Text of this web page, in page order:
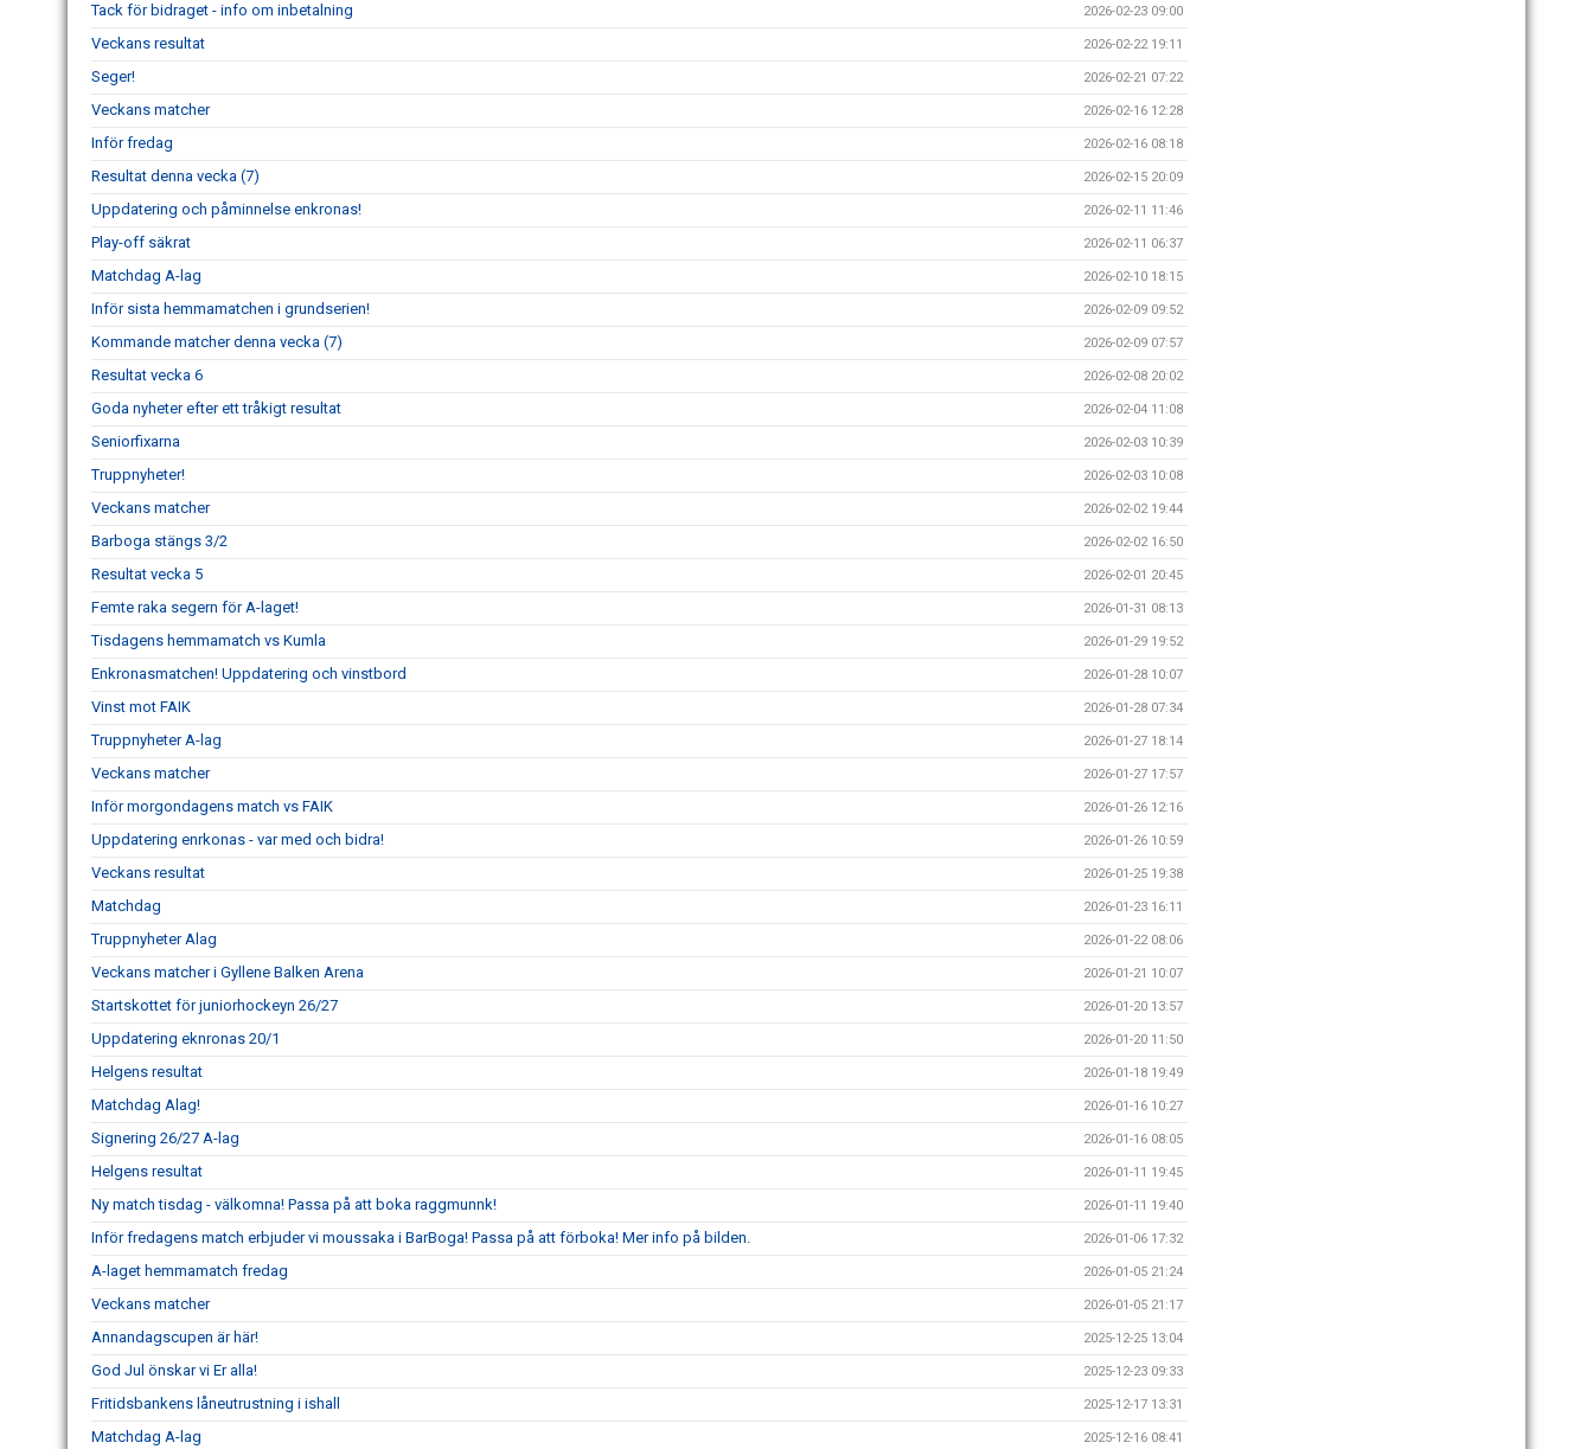
Tack för bidraget - info om inbetalning 2026-02-23 09:00
Veckans resultat 2026-02-22 19:11
Seger! 2026-02-21 07:22
Veckans matcher 2026-02-16 12:28
Inför fredag 2026-02-16 08:18
Resultat denna vecka (7) 2026-02-15 20:09
Uppdatering och påminnelse enkronas! 2026-02-11 11:46
Play-off säkrat 2026-02-11 06:37
Matchdag A-lag 2026-02-10 18:15
Inför sista hemmamatchen i grundserien! 2026-02-09 09:52
Kommande matcher denna vecka (7) 2026-02-09 07:57
Resultat vecka 6 2026-02-08 20:02
Goda nyheter efter ett tråkigt resultat 2026-02-04 11:08
Seniorfixarna 2026-02-03 10:39
Truppnyheter! 2026-02-03 10:08
Veckans matcher 2026-02-02 19:44
Barboga stängs 3/2 2026-02-02 16:50
Resultat vecka 5 2026-02-01 20:45
Femte raka segern för A-laget! 2026-01-31 08:13
Tisdagens hemmamatch vs Kumla 2026-01-29 19:52
Enkronasmatchen! Uppdatering och vinstbord 2026-01-28 10:07
Vinst mot FAIK 2026-01-28 07:34
Truppnyheter A-lag 2026-01-27 18:14
Veckans matcher 2026-01-27 17:57
Inför morgondagens match vs FAIK 2026-01-26 12:16
Uppdatering enrkonas - var med och bidra! 2026-01-26 10:59
Veckans resultat 2026-01-25 19:38
Matchdag 2026-01-23 16:11
Truppnyheter Alag 2026-01-22 08:06
Veckans matcher i Gyllene Balken Arena 2026-01-21 10:07
Startskottet för juniorhockeyn 26/27 2026-01-20 13:57
Uppdatering eknronas 20/1 2026-01-20 11:50
Helgens resultat 2026-01-18 19:49
Matchdag Alag! 2026-01-16 10:27
Signering 26/27 A-lag 2026-01-16 08:05
Helgens resultat 2026-01-11 19:45
Ny match tisdag - välkomna! Passa på att boka raggmunnk! 2026-01-11 19:40
Inför fredagens match erbjuder vi moussaka i BarBoga! Passa på att förboka! Mer info på bilden. 2026-01-06 17:32
A-laget hemmamatch fredag 2026-01-05 21:24
Veckans matcher 2026-01-05 21:17
Annandagscupen är här! 2025-12-25 13:04
God Jul önskar vi Er alla! 2025-12-23 09:33
Fritidsbankens låneutrustning i ishall 2025-12-17 13:31
Matchdag A-lag 2025-12-16 08:41